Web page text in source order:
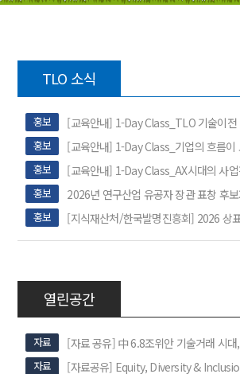
TLO 소식
홍보 [교육안내] 1-Day Class_TLO 기술이
홍보
홍보
[교육안내] 1-Day Class_AX시대의 사
홍보
2026년 연구산업 유공자 장관 표창 후
홍보
열린공간
자료
자료